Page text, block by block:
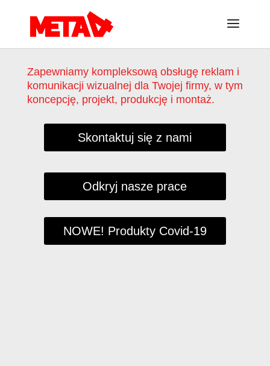
Zapewniamy kompleksową obsługę reklam i
komunikacji wizualnej dla Twojej firmy, w tym
koncepcję, projekt, produkcję i montaż.
Skontaktuj się z nami
Odkryj nasze prace
NOWE! Produkty Covid-19